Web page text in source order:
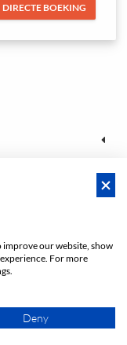
DIRECTE BOEKING
DIRECTE BOEKING
improve our website, show
For more
Deny